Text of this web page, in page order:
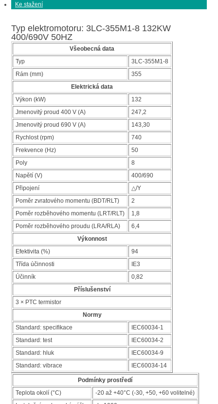
Ke stažení
Typ elektromotoru: 3LC-355M1-8 132KW
400/690V 50HZ
Všeobecná data
Typ
3LC-355M1-8
Rám (mm)
355
Elektrická data
Výkon (kW)
132
Jmenovitý proud 400 V (A)
247,2
Jmenovitý proud 690 V (A)
143,30
Rychlost (rpm)
740
Frekvence (Hz)
50
Poly
8
Napětí (V)
400/690
Připojení
△/Y
Poměr zvratového momentu (BDT/RLT)
2
Poměr rozběhového momentu (LRT/RLT)
1,8
Poměr rozběhového proudu (LRA/RLA)
6,4
Výkonnost
Efektivita (%)
94
Třída účinnosti
IE3
Účinník
0,82
Příslušenství
3 × PTC termistor
Normy
Standard: specifikace
IEC60034-1
Standard: test
IEC60034-2
Standard: hluk
IEC60034-9
Standard: vibrace
IEC60034-14
Podmínky prostředí
Teplota okolí (°C)
-20 až +40°C (-30, +50, +60 volitelné)